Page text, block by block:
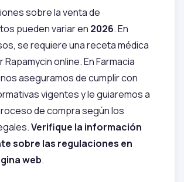
sobre la venta de
pueden variar en 2026. En
se requiere una receta médica
Rapamycin online. En Farmacia
aseguramos de cumplir con
vigentes y le guiaremos a
de compra según los
Verifique la información
sobre las regulaciones en
web.